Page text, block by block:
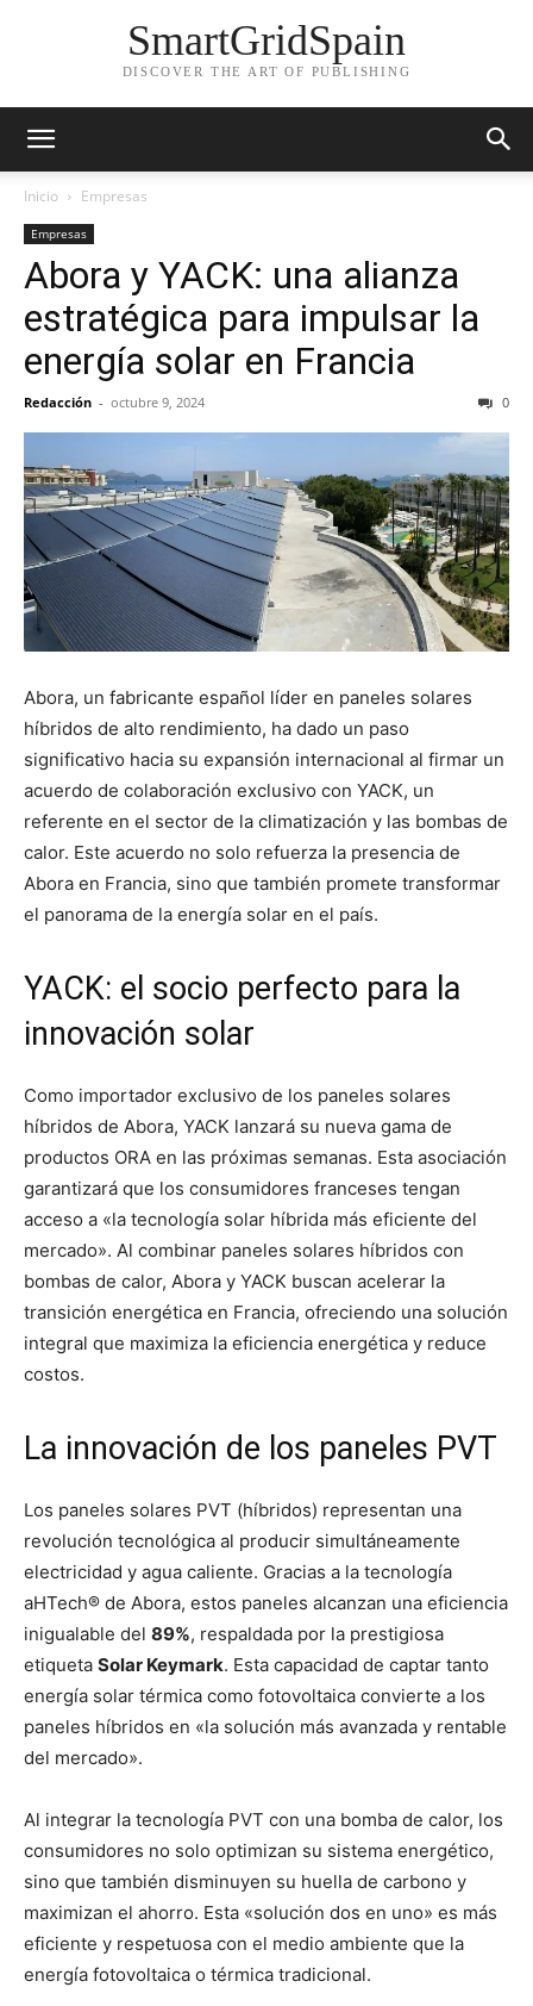
SmartGridSpain
DISCOVER THE ART OF PUBLISHING
Inicio Empresas
Empresas
Abora y YACK: una alianza
estratégica para impulsar la
energía solar en Francia
Redacción - octubre 9, 2024 0
Abora, un fabricante español líder en paneles solares
híbridos de alto rendimiento, ha dado un paso
significativo hacia su expansión internacional al firmar un
acuerdo de colaboración exclusivo con YACK, un
referente en el sector de la climatización y las bombas de
calor. Este acuerdo no solo refuerza la presencia de
Abora en Francia, sino que también promete transformar
el panorama de la energía solar en el país.
YACK: el socio perfecto para la
innovación solar
Como importador exclusivo de los paneles solares
híbridos de Abora, YACK lanzará su nueva gama de
productos ORA en las próximas semanas. Esta asociación
garantizará que los consumidores franceses tengan
acceso a «la tecnología solar híbrida más eficiente del
mercado». Al combinar paneles solares híbridos con
bombas de calor, Abora y YACK buscan acelerar la
transición energética en Francia, ofreciendo una solución
integral que maximiza la eficiencia energética y reduce
costos.
La innovación de los paneles PVT
Los paneles solares PVT (híbridos) representan una
revolución tecnológica al producir simultáneamente
electricidad y agua caliente. Gracias a la tecnología
aHTech® de Abora, estos paneles alcanzan una eficiencia
inigualable del 89%, respaldada por la prestigiosa
etiqueta Solar Keymark. Esta capacidad de captar tanto
energía solar térmica como fotovoltaica convierte a los
paneles híbridos en «la solución más avanzada y rentable
del mercado».
Al integrar la tecnología PVT con una bomba de calor, los
consumidores no solo optimizan su sistema energético,
sino que también disminuyen su huella de carbono y
maximizan el ahorro. Esta «solución dos en uno» es más
eficiente y respetuosa con el medio ambiente que la
energía fotovoltaica o térmica tradicional.